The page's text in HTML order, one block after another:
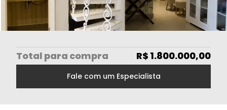
Total para compra R$ 1.800.000,00
Fale com um Especialista